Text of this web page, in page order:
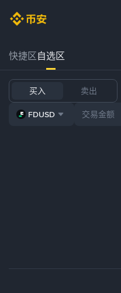
快捷区自选区
买入 卖出
FDUSD